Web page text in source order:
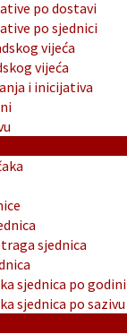
po dostavi
po sjednici
vijeća
vijeća
i inicijativa
sjednica
sjednica po godini
sjednica po sazivu